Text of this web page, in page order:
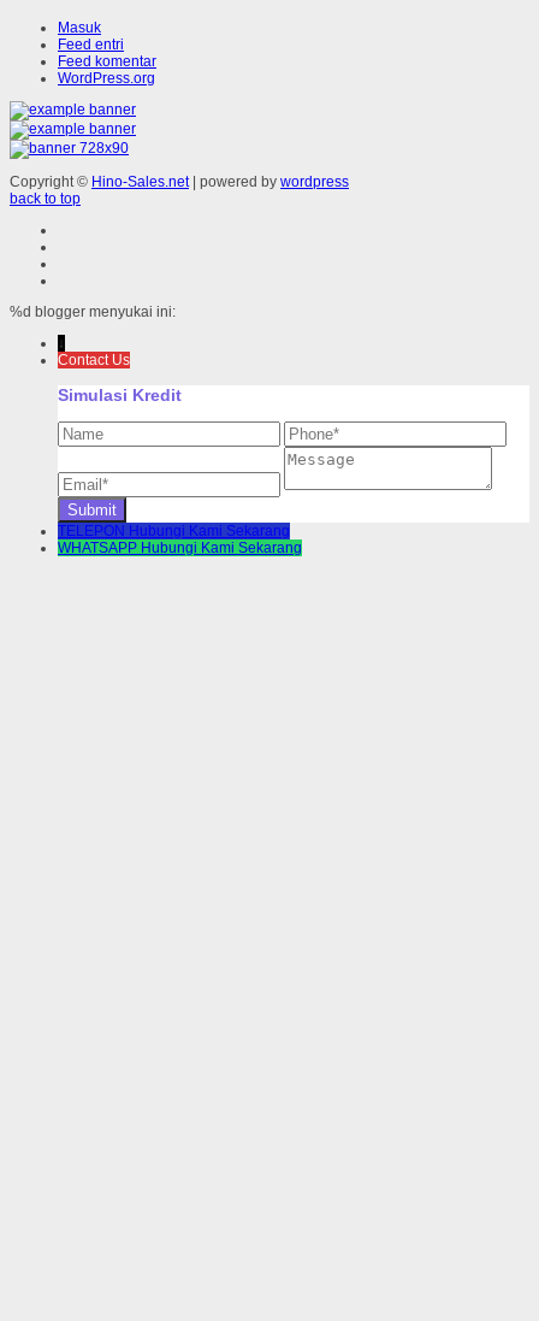
Masuk
Feed entri
Feed komentar
WordPress.org
Copyright © Hino-Sales.net| powered by wordpress
back to top
%d blogger menyukai ini:
↓
Contact Us
Simulasi Kredit
TELEPON Hubungi Kami Sekarang
WHATSAPP Hubungi Kami Sekarang